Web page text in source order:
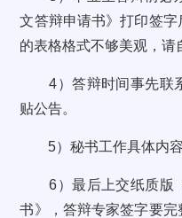
文答辩申请书》打印签
的表格格式不够美观，请
4）答辩时间事先联系
贴公告。
5）秘书工作具体内容
6）最后上交纸质版《
书》，答辩专家签字要